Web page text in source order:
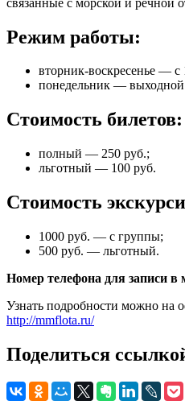
Режим работы:
вторник-воскресенье — с
понедельник —
Стоимость билетов:
полный — 250 руб.;
льготный — 100 руб.
Стоимость
1000 руб. — с группы;
500 руб. — льготный. ​​​​​​
Номер телефона для записи в
Узнать подробности можно на
http://mmflota.ru/
Поделиться